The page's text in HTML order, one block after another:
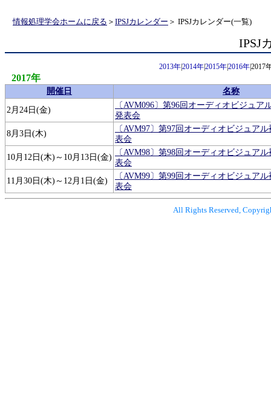
情報処理学会ホームに戻る ＞ IPSJカレンダー ＞ IPSJカレンダー(一覧)
IPSJ
2013年2014年2015年2016年|2017
2017年
開催日 名称
2月24日(金)
〔AVM096〕第96回オーディオビジュア
発表会
8月3日(木)
〔AVM97〕第97回オーディオビジュア
表会
10月12日(木)～10月13日(金)
〔AVM98〕第98回オーディオビジュア
表会
11月30日(木)～12月1日(金)
〔AVM99〕第99回オーディオビジュア
表会
All Rights Reserved,